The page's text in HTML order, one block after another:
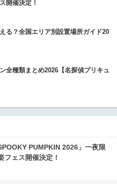
開催決定！
る？全国エリア別設置場所ガイド20
全種類まとめ2026【名探偵プリキュ
PUMPKIN 2026」一夜限
フェス開催決定！